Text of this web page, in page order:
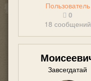
Пользователь
0
18 сообщений
Завсегдатай